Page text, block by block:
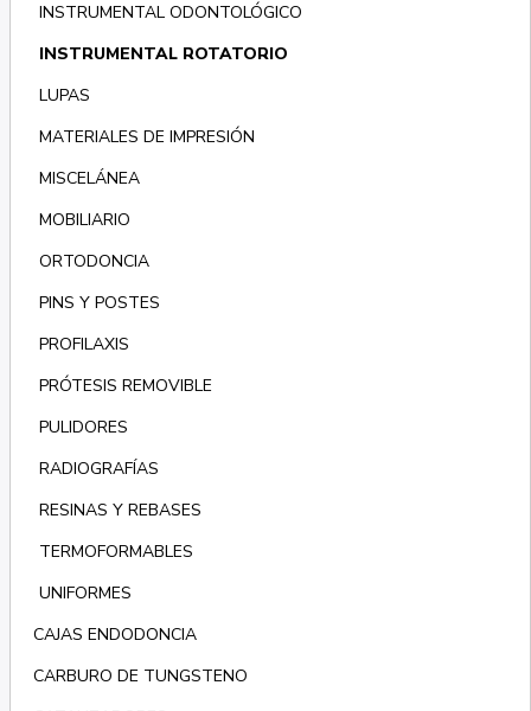
INSTRUMENTAL ODONTOLÓGICO
INSTRUMENTAL ROTATORIO
LUPAS
MATERIALES DE IMPRESIÓN
MISCELÁNEA
MOBILIARIO
ORTODONCIA
PINS Y POSTES
PROFILAXIS
PRÓTESIS REMOVIBLE
PULIDORES
RADIOGRAFÍAS
RESINAS Y REBASES
TERMOFORMABLES
UNIFORMES
CAJAS ENDODONCIA
CARBURO DE TUNGSTENO